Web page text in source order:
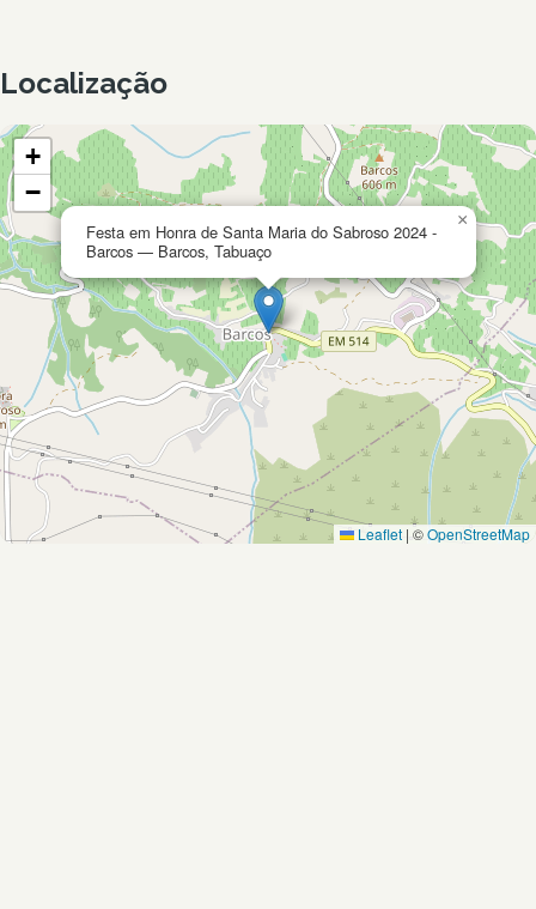
Localização
Festa em Honra de Santa Maria do Sabroso 2024 -
Barcos — Barcos, Tabuaço
×
+
−
Leaflet | ©OpenStreetMap